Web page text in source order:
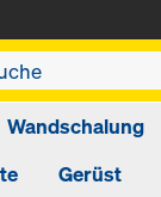
Wandschalung
Gerüst